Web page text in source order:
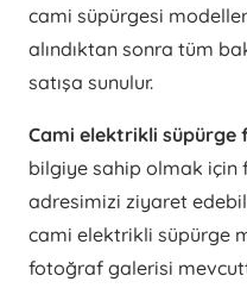
cami süpürgesi
alındıktan sonra tüm
satışa sunulur.
Cami elektrikli süpürge
bilgiye sahip olmak için
adresimizi ziyaret
cami elektrikli süpürge
fotoğraf galerisi